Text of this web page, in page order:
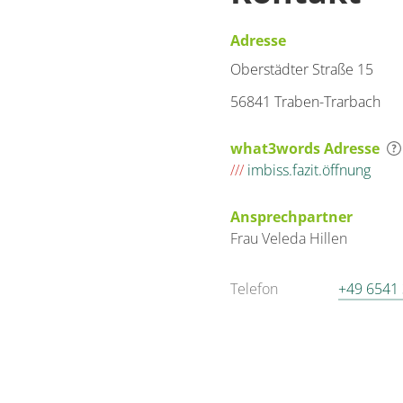
Adresse
Oberstädter Straße 15
56841 Traben-Trarbach
what3words Adresse
/// imbiss.fazit.öffnung
Ansprechpartner
Frau Veleda Hillen
Telefon +49 6541